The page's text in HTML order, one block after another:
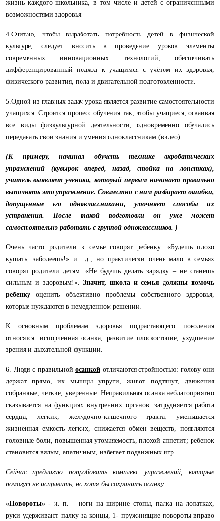
жизнь каждого школьника, в том числе и детей с ограниченными
возможностями здоровья.
4.Считаю, чтобы выработать потребность детей в физической
культуре, следует вносить в проведение уроков элементы
современных инновационных технологий, обеспечивать
дифференцированный подход к учащимся с учётом их здоровья,
физического развития, пола и двигательной подготовленности.
5.Одной из главных задач урока является развитие самостоятельности
учащихся. Строится процесс обучения так, чтобы учащиеся, осваивая
все виды физкультурной деятельности, одновременно обучались
передавать свои знания и умения одноклассникам (видео).
(К примеру, начиная обучать технике акробатических
упражнений (кувырок вперед, назад, стойка на лопатках),
учитель выявляет ученика, который первым начинает правильно
выполнять это упражнение. Совместно с ним разбирает ошибки,
допущенные его одноклассниками, уточняет способы их
устранения. После такой подготовки он уже может
самостоятельно работать с группой одноклассников. )
Очень часто родители в семье говорят ребенку: «Будешь плохо
кушать, заболеешь!» и т.д., но практически очень мало в семьях
говорят родители детям: «Не будешь делать зарядку – не станешь
сильным и здоровым!». Значит, школа и семья должны помочь
ребенкуоценить объективно проблемы собственного здоровья,
которые нуждаются в немедленном решении.
К основным проблемам здоровья подрастающего поколения
относятся: испорченная осанка, развитие плоскостопие, ухудшение
зрения и дыхательной функции.
6. Люди с правильной осанкой отличаются стройностью: голову они
держат прямо, их мышцы упруги, живот подтянут, движения
собранные, четкие, уверенные. Неправильная осанка неблагоприятно
сказывается на функциях внутренних органов: затрудняется работа
сердца, легких, желудочно-кишечного тракта, уменьшается
жизненная емкость легких, снижается обмен веществ, появляются
головные боли, повышенная утомляемость, плохой аппетит; ребенок
становится вялым, апатичным, избегает подвижных игр.
Сейчас предлагаю попробовать комплекс упражнений, которые
помогут не исправить, но хотя бы сохранить осанку.
«Повороты» - и. п. – ноги на ширине стопы, палка на лопатках,
руки удерживают палку за концы, 1- пружинящие повороты вправо